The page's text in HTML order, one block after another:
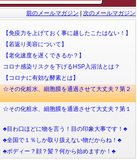
前のメールマガジン
次のメールマガジン
免疫力を上げておく事に越したこたはない！】
若返り美容について】
老化速度を遅くできるか？】
ロナ感染リスクを下げるHSP入浴法とは？
コロナに有効な酵素とは】
☆その化粧水、細胞膜を通過させて大丈夫？第２
☆その化粧水、細胞膜を通過させて大丈夫？第１
♣目わ口ほどに物を言う！目の印象大事です！♣
♣全国で１％しか取り扱えない物だからね！♣
♣ボディー？顔？髪？何から始めますか！♣